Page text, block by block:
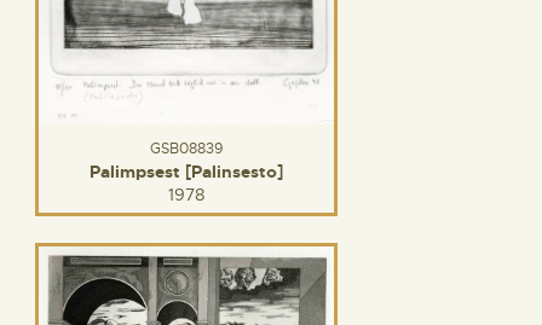
GSB08839
Palimpsest [Palinsesto]
1978